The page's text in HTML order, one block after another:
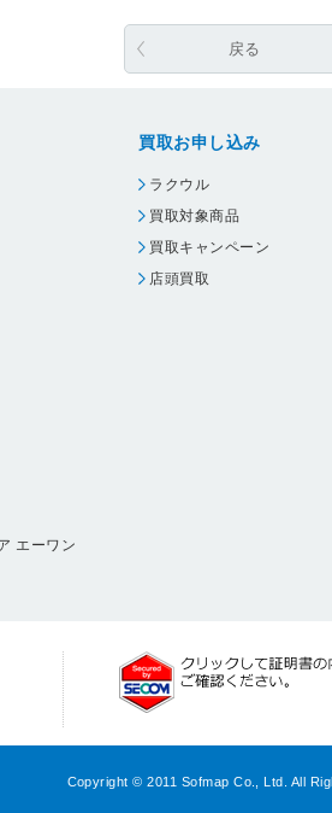
戻る
エーワン
買取お申し込み
ラクウル
買取対象商品
買取キャンペーン
店頭買取
Copyright © 2011 Sofmap Co., Ltd. All